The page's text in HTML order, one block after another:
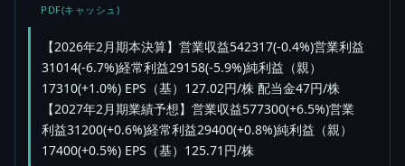
PDF(キャッシュ)
【2026年2月期本決算】営業収益542317(-0.4%)営業利益
31014(-6.7%)経常利益29158(-5.9%)純利益（親）
17310(+1.0%) EPS（基）127.02円/株 配当金47円/株
【2027年2月期業績予想】営業収益577300(+6.5%)営業
利益31200(+0.6%)経常利益29400(+0.8%)純利益（親）
17400(+0.5%) EPS（基）125.71円/株